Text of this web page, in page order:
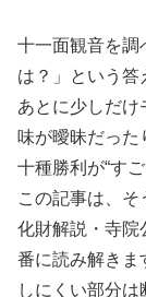
十一面観音を調
は？」という答
あとに少しだけ
味が曖昧だった
十種勝利が“す
この記事は、
化財解説・寺院
番に読み解きま
しにくい部分